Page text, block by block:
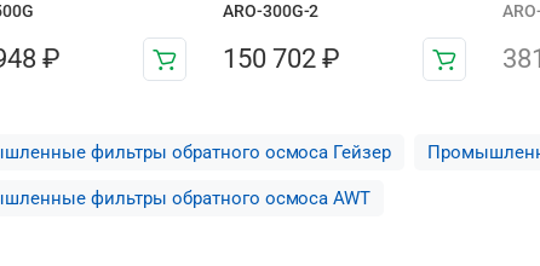
₽
ARO-300G-2
150 702 ₽
фильтры обратного осмоса Гейзер
фильтры обратного осмоса AWT